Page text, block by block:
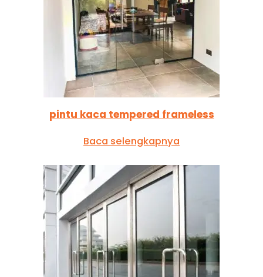
pintu kaca tempered frameless
Baca selengkapnya